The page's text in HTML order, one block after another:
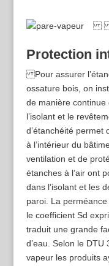
Protection
Pour assurer
ossature bois, on
de manière continue
l’isolant et le
d’étanchéité permet
à l’intérieur du
ventilation et de
étanches à l’air ont
dans l’isolant et les
paroi. La
le coefficient Sd
traduit une grande
d’eau. Selon le
vapeur les produits